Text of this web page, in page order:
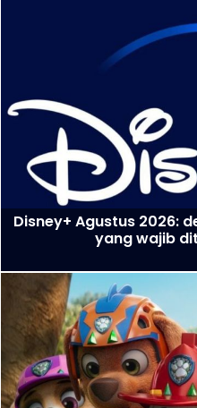
Disney+ Agustus 2026:
yang wajib